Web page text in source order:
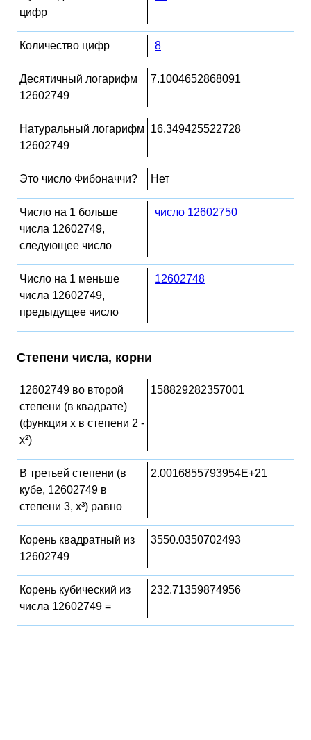
цифр
Количество цифр 8
Десятичный логарифм
12602749
7.1004652868091
Натуральный логарифм
12602749
16.349425522728
Это число Фибоначчи? Нет
Число на 1 больше
числа 12602749,
следующее число
число 12602750
Число на 1 меньше
числа 12602749,
предыдущее число
12602748
Степени числа, корни
12602749 во второй
степени (в квадрате)
(функция x в степени 2 -
x²)
158829282357001
В третьей степени (в
кубе, 12602749 в
степени 3, x³) равно
2.0016855793954E+21
Корень квадратный из
12602749
3550.0350702493
Корень кубический из
числа 12602749 =
232.71359874956